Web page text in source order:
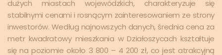
dużych miastach wojewódzkich, charakteryzuje się
stabilnymi cenami i rosnącym zainteresowaniem ze strony
inwestorów. Według najnowszych danych, średnia cena za
metr kwadratowy mieszkania w Działoszycach kształtuje
się na poziomie około 3 800 – 4 200 zł, co jest atrakcyjną